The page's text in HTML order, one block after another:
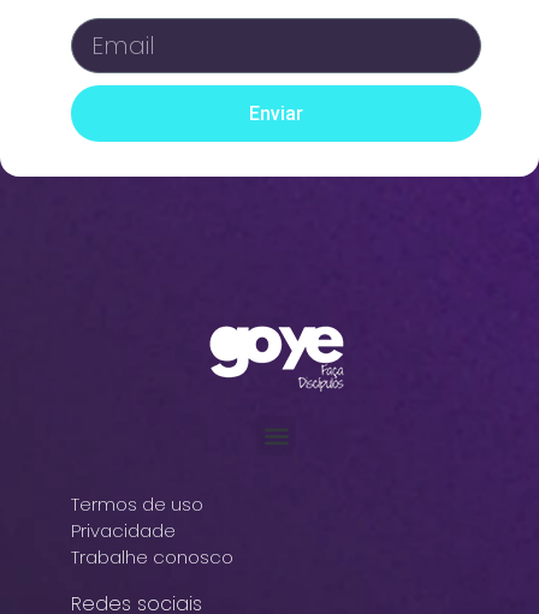
Enviar
Termos de uso
Privacidade
Trabalhe conosco
Redes sociais